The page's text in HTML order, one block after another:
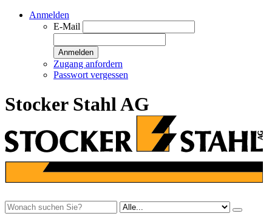
Anmelden
E-Mail
Anmelden
Zugang anfordern
Passwort vergessen
Stocker Stahl AG